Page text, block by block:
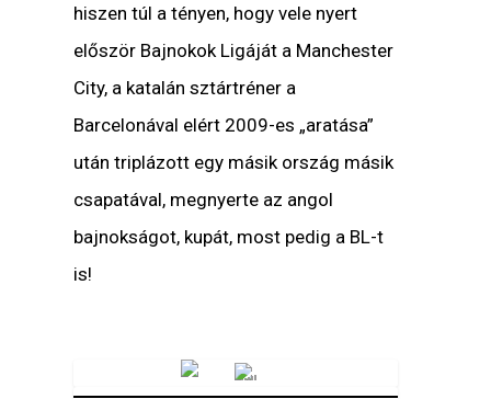
hiszen túl a tényen, hogy vele nyert
először Bajnokok Ligáját a Manchester
City, a katalán sztártréner a
Barcelonával elért 2009-es „aratása”
után triplázott egy másik ország másik
csapatával, megnyerte az angol
bajnokságot, kupát, most pedig a BL-t
is!